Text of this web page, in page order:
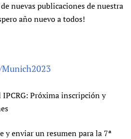
nuevas publicaciones de nuestra
año nuevo a todos!
Próxima inscripción y
y enviar un resumen para la 7ª